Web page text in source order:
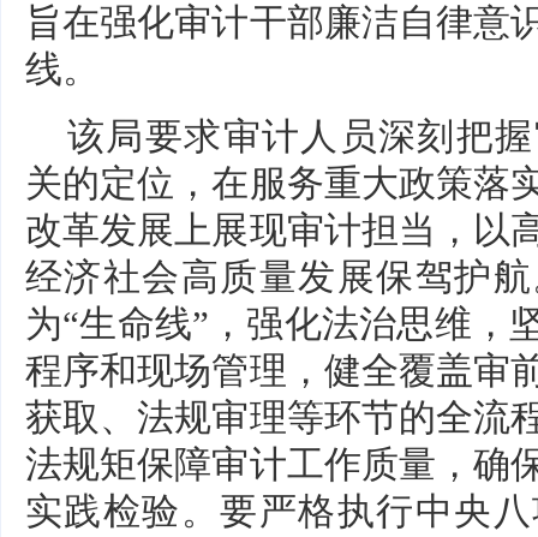
旨在强化审计干部廉洁自律意
线。
该局要求审计人员深刻把
关的定位，在服务重大政策落
改革发展上展现审计担当，以
经济社会高质量发展保驾护
为“生命线”，强化法治思维，
程序和现场管理，健全覆盖审
获取、法规审理等环节的全流
法规矩保障审计工作质量，确
实践检验。要严格执行中央